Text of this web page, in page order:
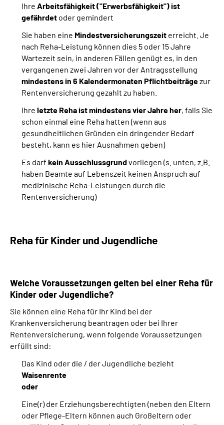
Mein Kundenportal
Ihre Arbeitsfähigkeit ("Erwerbsfähigkeit") ist
gefährdet oder gemindert
Sie haben eine Mindestversicherungszeit erreicht. Je
nach Reha-Leistung können dies 5 oder 15 Jahre
Wartezeit sein, in anderen Fällen genügt es, in den
vergangenen zwei Jahren vor der Antragsstellung
mindestens in 6 Kalendermonaten Pflichtbeiträgezur
Rentenversicherung gezahlt zu haben.
Ihre letzte Reha ist mindestens vier Jahre her, falls Sie
schon einmal eine Reha hatten (wenn aus
gesundheitlichen Gründen ein dringender Bedarf
besteht, kann es hier Ausnahmen geben)
Es darf kein Ausschlussgrundvorliegen (s. unten, z.B.
haben Beamte auf Lebenszeit keinen Anspruch auf
medizinische Reha-Leistungen durch die
Rentenversicherung)
Reha für Kinder und Jugendliche
Welche Voraussetzungen gelten bei einer Reha für
Kinder oder Jugendliche?
Sie können eine Reha für Ihr Kind bei der
Krankenversicherung beantragen oder bei Ihrer
Rentenversicherung, wenn folgende Voraussetzungen
erfüllt sind:
Das Kind oder die / der Jugendliche bezieht
Waisenrente
oder
Eine(r) der Erziehungsberechtigten (neben den Eltern
oder Pflege-Eltern können auch Großeltern oder